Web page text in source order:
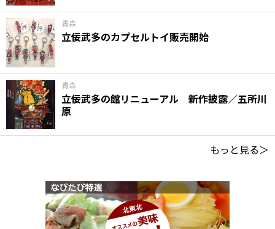
青森
立佞武多のカプセルトイ販売開始
青森
立佞武多の館リニューアル 新作披露／五所川
原
もっと見る＞